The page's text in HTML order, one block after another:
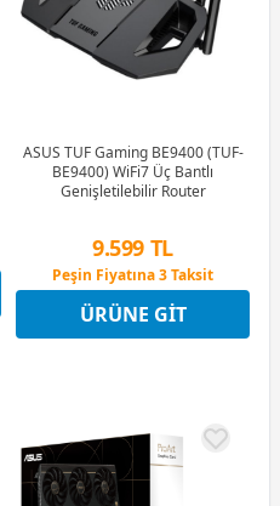
ASUS TUF Gaming BE9400 (TUF-
BE9400) WiFi7 Üç Bantlı
Genişletilebilir Router
9.599 TL
Peşin Fiyatına 3 Taksit
12 Ay x 1.129 TL taksitle
Peşin Fiyatına 3 Taksit
ÜRÜNE GIT